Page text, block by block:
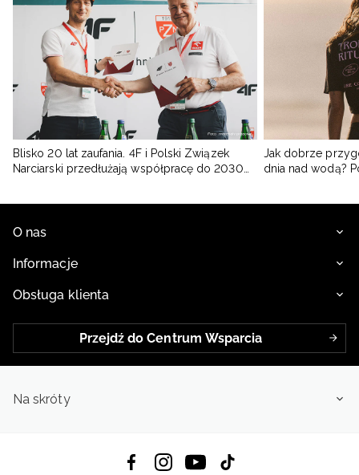
Blisko 20 lat zaufania. 4F i Polski Związek
Narciarski przedłużają współpracę do 2030
Jak dobrze
dnia nad wodą?
O nas
Informacje
Obsługa klienta
Przejdź do Centrum Wsparcia
Na skróty